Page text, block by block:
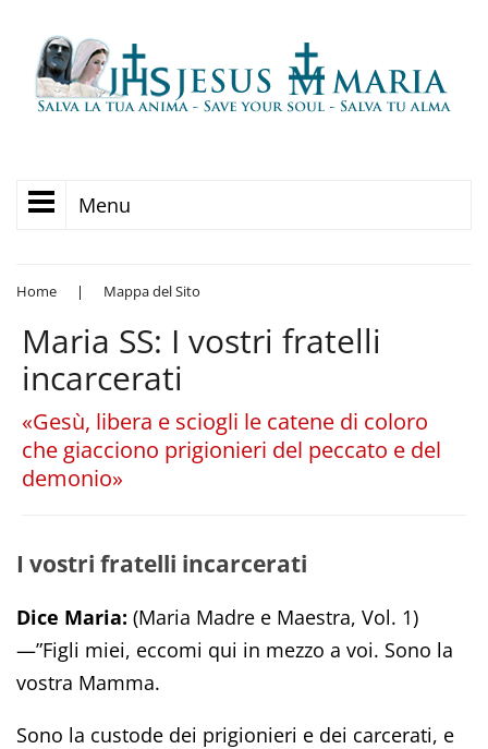
Menu
Home | Mappa del Sito
Maria SS: I vostri fratelli
incarcerati
«Gesù, libera e sciogli le catene di coloro
che giacciono prigionieri del peccato e del
demonio»
I vostri fratelli incarcerati
Dice Maria: (Maria Madre e Maestra, Vol. 1)
—”Figli miei, eccomi qui in mezzo a voi. Sono la
vostra Mamma.
Sono la custode dei prigionieri e dei carcerati, e